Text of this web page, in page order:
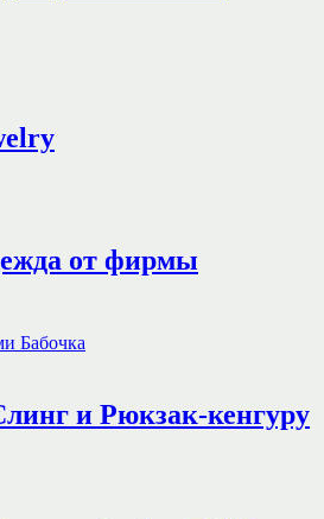
от фирмы
и Рюкзак-кенгуру